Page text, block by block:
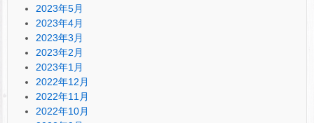
2023年5月
2023年4月
2023年3月
2023年2月
2023年1月
2022年12月
2022年11月
2022年10月